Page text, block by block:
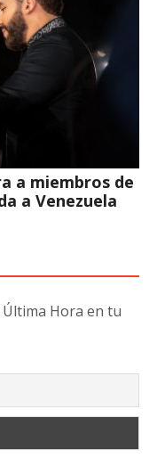
a miembros de
a Venezuela
Hora en tu